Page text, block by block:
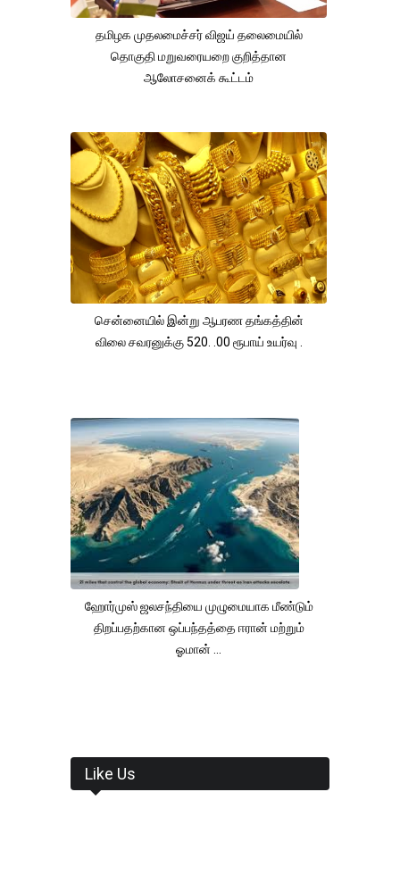
தமிழக முதலமைச்சர் விஜய் தலைமையில்
தொகுதி மறுவரையறை குறித்தான
ஆலோசனைக் கூட்டம்
சென்னையில் இன்று ஆபரண தங்கத்தின்
விலை சவரனுக்கு 520. .00 ரூபாய் உயர்வு .
ஹோர்முஸ் ஜலசந்தியை முழுமையாக மீண்டும்
திறப்பதற்கான ஒப்பந்தத்தை ஈரான் மற்றும்
ஓமான் ...
Like Us